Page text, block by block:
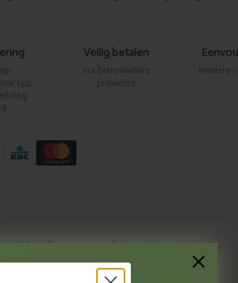
13u,
Veilig betalen
Via betrouwbare
providers
Heldere
Voedingswaarden